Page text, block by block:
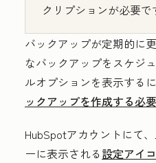
クリプションが必要で
バックアップが定期的に
なバックアップをスケジ
ルオプションを表示するに
ックアップを作成する必
HubSpotアカウントにて
ーに表示される設定アイ